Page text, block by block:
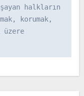
halkların
korumak,
üzere